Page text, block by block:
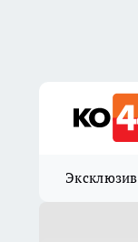
Эксклюзив